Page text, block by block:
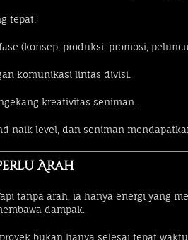
tepat:
(konsep, produksi, promosi,
komunikasi lintas divisi.
kreativitas seniman.
naik level, dan seniman
Arah
tanpa arah, ia hanya energi yang
dampak.
proyek bukan hanya selesai tepat